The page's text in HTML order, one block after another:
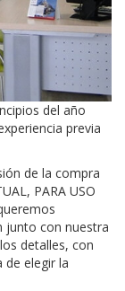
del año
previa
de la compra
PARA USO
junto con nuestra
detalles, con
elegir la